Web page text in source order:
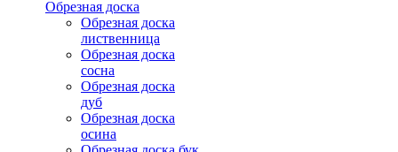
Обрезная доска
Обрезная доска
лиственница
Обрезная доска
сосна
Обрезная доска
дуб
Обрезная доска
осина